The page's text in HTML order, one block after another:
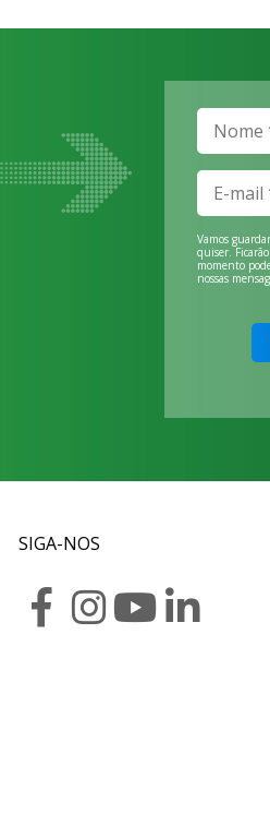
Vamos
quiser.
momento
nossas
SIGA-NOS